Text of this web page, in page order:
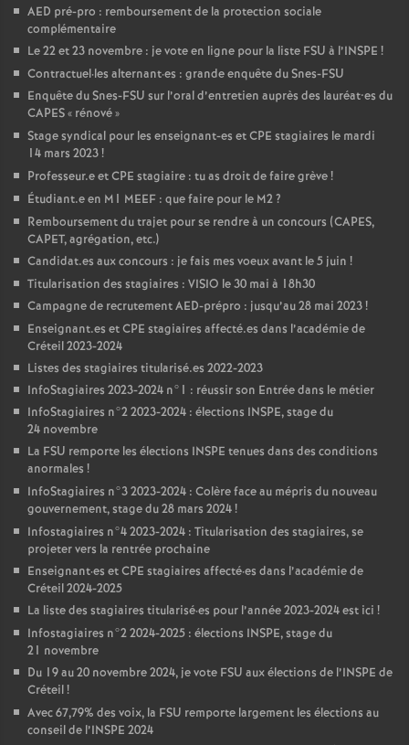
AED pré-pro : remboursement de la protection sociale
complémentaire
Le 22 et 23 novembre : je vote en ligne pour la liste FSU à l’INSPE !
Contractuel·les alternant·es : grande enquête du Snes-FSU
Enquête du Snes-FSU sur l’oral d’entretien auprès des lauréat•es du
CAPES« rénové»
Stage syndical pour les enseignant-es etCPE stagiaires le mardi
14 mars 2023!
Professeur.e etCPE stagiaire : tu as droit de faire grève!
Étudiant.e en M1 MEEF : que faire pour le M2?
Remboursement du trajet pour se rendre à un concours (CAPES,
CAPET, agrégation, etc.)
Candidat.es aux concours : je fais mes voeux avant le 5 juin !
Titularisation des stagiaires : VISIO le 30 mai à 18h30
Campagne de recrutementAED-prépro : jusqu’au 28 mai 2023!
Enseignant.es etCPE stagiaires affecté.es dans l’académie de
Créteil 2023-2024
Listes des stagiaires titularisé.es 2022-2023
InfoStagiaires 2023-2024 n°1 : réussir son Entrée dans le métier
InfoStagiaires n°2 2023-2024 : élections INSPE, stage du
24 novembre
La FSU remporte les élections INSPE tenues dans des conditions
anormales !
InfoStagiaires n°3 2023-2024 : Colère face au mépris du nouveau
gouvernement, stage du 28 mars 2024!
Infostagiaires n°4 2023-2024 : Titularisation des stagiaires, se
projeter vers la rentrée prochaine
Enseignant·es etCPE stagiaires affecté·es dans l’académie de
Créteil 2024-2025
La liste des stagiaires titularisé·es pour l’année 2023-2024 est ici !
Infostagiaires n°2 2024-2025 : élections INSPE, stage du
21 novembre
Du 19 au 20 novembre 2024, je vote FSU aux élections de l’INSPE de
Créteil!
Avec 67,79% des voix, la FSU remporte largement les élections au
conseil de l’INSPE 2024